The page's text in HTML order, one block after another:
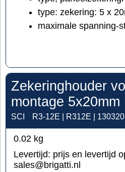
type: zekering: 5 x
maximale spanning-
Zekeringhouder
montage 5x20mm
SCI R3-12E | R312E |
0.02 kg
Levertijd: prijs en levertijd
sales@brigatti.nl